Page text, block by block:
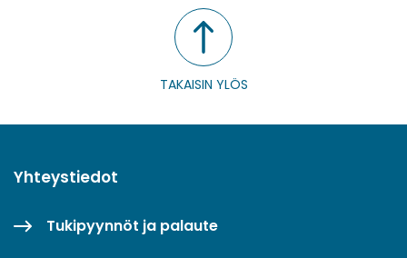
TAKAISIN YLÖS
Yhteystiedot
Tukipyynnöt ja palaute